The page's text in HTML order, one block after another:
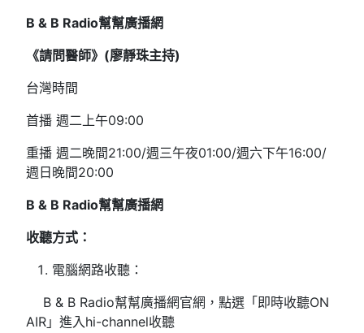
B & B Radio幫幫廣播網
《請問醫師》(廖靜珠主持)
台灣時間
首播 週二上午09:00
重播 週二晚間21:00/週三午夜01:00/週六下午16:00/
週日晚間20:00
B & B Radio幫幫廣播網
收聽方式：
電腦網路收聽：
B & B Radio幫幫廣播網官網，點選「即時收聽ON
AIR」進入hi-channel收聽